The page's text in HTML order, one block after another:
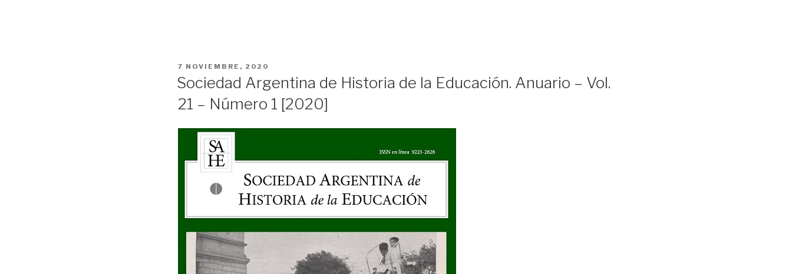
PUBLICADO
7 NOVIEMBRE, 2020
Sociedad Argentina de Historia de la Educación. Anuario – Vol.
21 – Número 1 [2020]